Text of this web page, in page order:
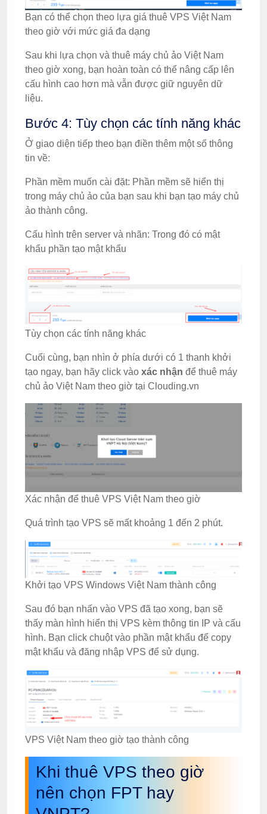
Bạn có thể chọn theo lựa giá thuê VPS Việt Nam
theo giờ với mức giá đa dạng
Sau khi lựa chọn và thuê máy chủ ảo Việt Nam
theo giờ xong, bạn hoàn toàn có thể nâng cấp lên
cấu hình cao hơn mà vẫn được giữ nguyên dữ
liệu.
Bước 4: Tùy chọn các tính năng khác
Ở giao diện tiếp theo bạn điền thêm một số thông
tin về:
Phần mềm muốn cài đặt: Phần mềm sẽ hiển thị
trong máy chủ ảo của bạn sau khi bạn tạo máy chủ
ảo thành công.
Cấu hình trên server và nhãn: Trong đó có mật
khẩu phần tạo mật khẩu
Tùy chọn các tính năng khác
Cuối cùng, bạn nhìn ở phía dưới có 1 thanh khởi
tạo ngay, bạn hãy click vào xác nhận để thuê máy
chủ ảo Việt Nam theo giờ tại Clouding.vn
Xác nhận để thuê VPS Việt Nam theo giờ
Quá trình tạo VPS sẽ mất khoảng 1 đến 2 phút.
Khởi tạo VPS Windows Việt Nam thành công
Sau đó bạn nhấn vào VPS đã tạo xong, bạn sẽ
thấy màn hình hiển thị VPS kèm thông tin IP và cấu
hình. Bạn click chuột vào phần mật khẩu để copy
mật khẩu và đăng nhập VPS để sử dụng.
VPS Việt Nam theo giờ tạo thành công
Khi thuê VPS theo giờ
nên chọn FPT hay